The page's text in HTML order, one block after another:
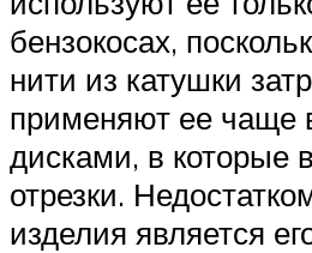
бензокосах,
нити из катушки
применяют ее чаще
дисками, в которые
отрезки.
изделия является